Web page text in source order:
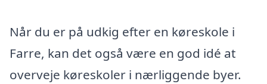
Når du er på udkig efter en køreskole i
Farre, kan det også være en god idé at
overveje køreskoler i nærliggende byer.